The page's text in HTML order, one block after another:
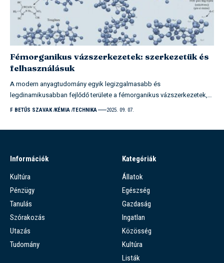
Fémorganikus vázszerkezetek: szerkezetük és
felhasználásuk
A modern anyagtudomány egyik legizgalmasabb és
legdinamikusabban fejlődő területe a fémorganikus vázszerkezetek,…
F BETŰS SZAVAK KÉMIA TECHNIKA 2025. 09. 07.
Információk
Kultúra
Pénzügy
Tanulás
Szórakozás
Utazás
Tudomány
Kategóriák
Állatok
Egészség
Gazdaság
Ingatlan
Közösség
Kultúra
Listák